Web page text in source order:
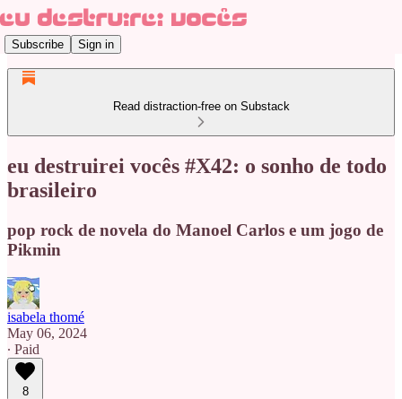
Subscribe Sign in
Read distraction-free on Substack
eu destruirei vocês #X42: o sonho de todo
brasileiro
pop rock de novela do Manoel Carlos e um jogo de
Pikmin
isabela thomé
May 06, 2024
∙ Paid
8